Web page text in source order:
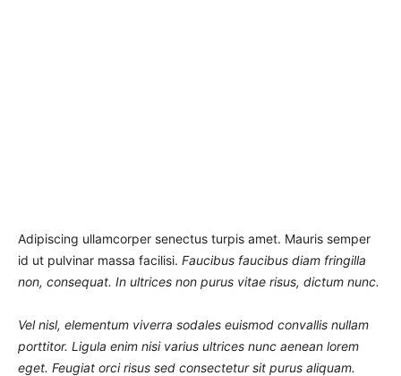
Adipiscing ullamcorper senectus turpis amet. Mauris semper
id ut pulvinar massa facilisi. Faucibus faucibus diam fringilla
non, consequat. In ultrices non purus vitae risus, dictum nunc.
Vel nisl, elementum viverra sodales euismod convallis nullam
porttitor. Ligula enim nisi varius ultrices nunc aenean lorem
eget. Feugiat orci risus sed consectetur sit purus aliquam.